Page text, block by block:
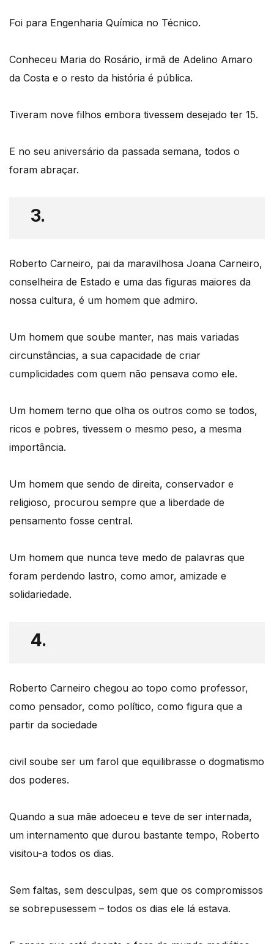
Foi para Engenharia Química no Técnico.
Conheceu Maria do Rosário, irmã de Adelino Amaro
da Costa e o resto da história é pública.
Tiveram nove filhos embora tivessem desejado ter 15.
E no seu aniversário da passada semana, todos o
foram abraçar.
3.
Roberto Carneiro, pai da maravilhosa Joana Carneiro,
conselheira de Estado e uma das figuras maiores da
nossa cultura, é um homem que admiro.
Um homem que soube manter, nas mais variadas
circunstâncias, a sua capacidade de criar
cumplicidades com quem não pensava como ele.
Um homem terno que olha os outros como se todos,
ricos e pobres, tivessem o mesmo peso, a mesma
importância.
Um homem que sendo de direita, conservador e
religioso, procurou sempre que a liberdade de
pensamento fosse central.
Um homem que nunca teve medo de palavras que
foram perdendo lastro, como amor, amizade e
solidariedade.
4.
Roberto Carneiro chegou ao topo como professor,
como pensador, como político, como figura que a
partir da sociedade
civil soube ser um farol que equilibrasse o dogmatismo
dos poderes.
Quando a sua mãe adoeceu e teve de ser internada,
um internamento que durou bastante tempo, Roberto
visitou-a todos os dias.
Sem faltas, sem desculpas, sem que os compromissos
se sobrepusessem – todos os dias ele lá estava.